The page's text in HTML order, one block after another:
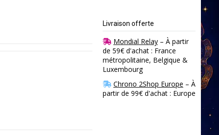
Livraison offerte
Mondial Relay– À partir
de 59€ d'achat : France
métropolitaine, Belgique &
Luxembourg
Chrono 2Shop Europe – À
partir de 99€ d'achat : Europe